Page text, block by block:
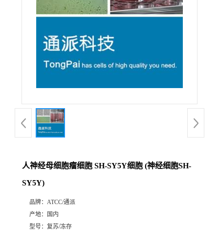
人神经母细胞瘤细胞 SH-SY5Y细胞 (神经细胞SH-
SY5Y)
品牌： ATCC/通派
产地：
国内
型号： 复苏/冻存